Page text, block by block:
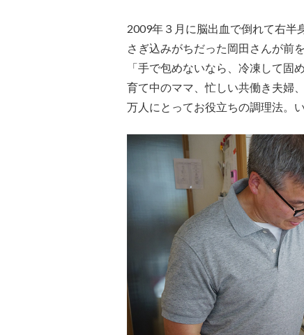
2009年３月に脳出血で倒れて右半
さぎ込みがちだった岡田さんが前
「手で包めないなら、冷凍して固
育て中のママ、忙しい共働き夫婦
万人にとってお役立ちの調理法。